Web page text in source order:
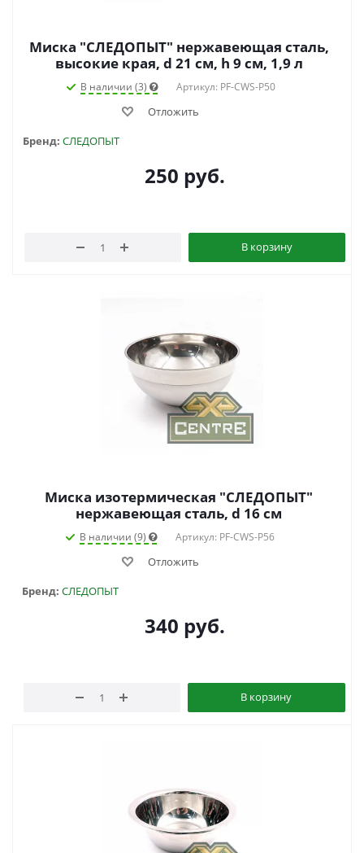
Миска "СЛЕДОПЫТ" нержавеющая сталь,
высокие края, d 21 см, h 9 см, 1,9 л
В наличии (3) Артикул: PF-CWS-P50
Отложить
Бренд: СЛЕДОПЫТ
250 руб.
В корзину
Миска изотермическая "СЛЕДОПЫТ"
нержавеющая сталь, d 16 см
В наличии (9) Артикул: PF-CWS-P56
Отложить
Бренд: СЛЕДОПЫТ
340 руб.
В корзину